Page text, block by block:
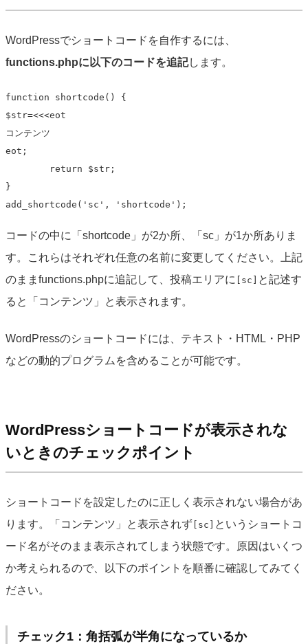
WordPressでショートコードを自作するには、
functions.phpに以下のコードを追記します。
function shortcode() {
$str=<<<eot
コンテンツ
eot;
}
add_shortcode('sc', 'shortcode');
コードの中に「shortcode」が2か所、「sc」が1か所ありま
す。これらはそれぞれ任意の名前に変更してください。上記
のままfunctions.phpに追記して、投稿エリアに
[sc]
と記述す
ると「コンテンツ」と表示されます。
WordPressのショートコードには、テキスト・HTML・PHP
などの動的プログラムを含めることが可能です。
WordPressショートコードが表示されな
いときのチェックポイント
ショートコードを設定したのに正しく表示されない場合があ
ります。「コンテンツ」と表示されず [sc] というショートコ
ード名がそのまま表示されてしまう状態です。原因はいくつ
か考えられるので、以下のポイントを順番に確認してみてく
ださい。
チェック1：角括弧が半角になっているか